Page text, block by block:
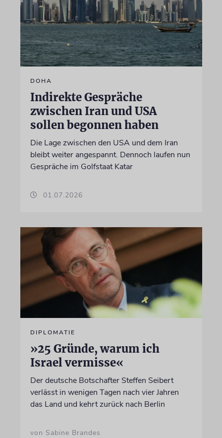
DOHA
Indirekte Gespräche
zwischen Iran und USA
sollen begonnen haben
Die Lage zwischen den USA und dem Iran
bleibt weiter angespannt. Dennoch laufen nun
Gespräche im Golfstaat Katar
01.07.2026
DIPLOMATIE
»25 Gründe, warum ich
Israel vermisse«
Der deutsche Botschafter Steffen Seibert
verlässt in wenigen Tagen nach vier Jahren
das Land und kehrt zurück nach Berlin
von Sabine Brandes